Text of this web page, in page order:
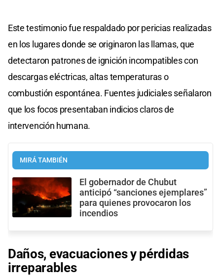
Este testimonio fue respaldado por pericias realizadas
en los lugares donde se originaron las llamas, que
detectaron patrones de ignición incompatibles con
descargas eléctricas, altas temperaturas o
combustión espontánea. Fuentes judiciales señalaron
que los focos presentaban indicios claros de
intervención humana.
MIRÁ TAMBIÉN
El gobernador de Chubut
anticipó “sanciones ejemplares”
para quienes provocaron los
incendios
Daños, evacuaciones y pérdidas
irreparables